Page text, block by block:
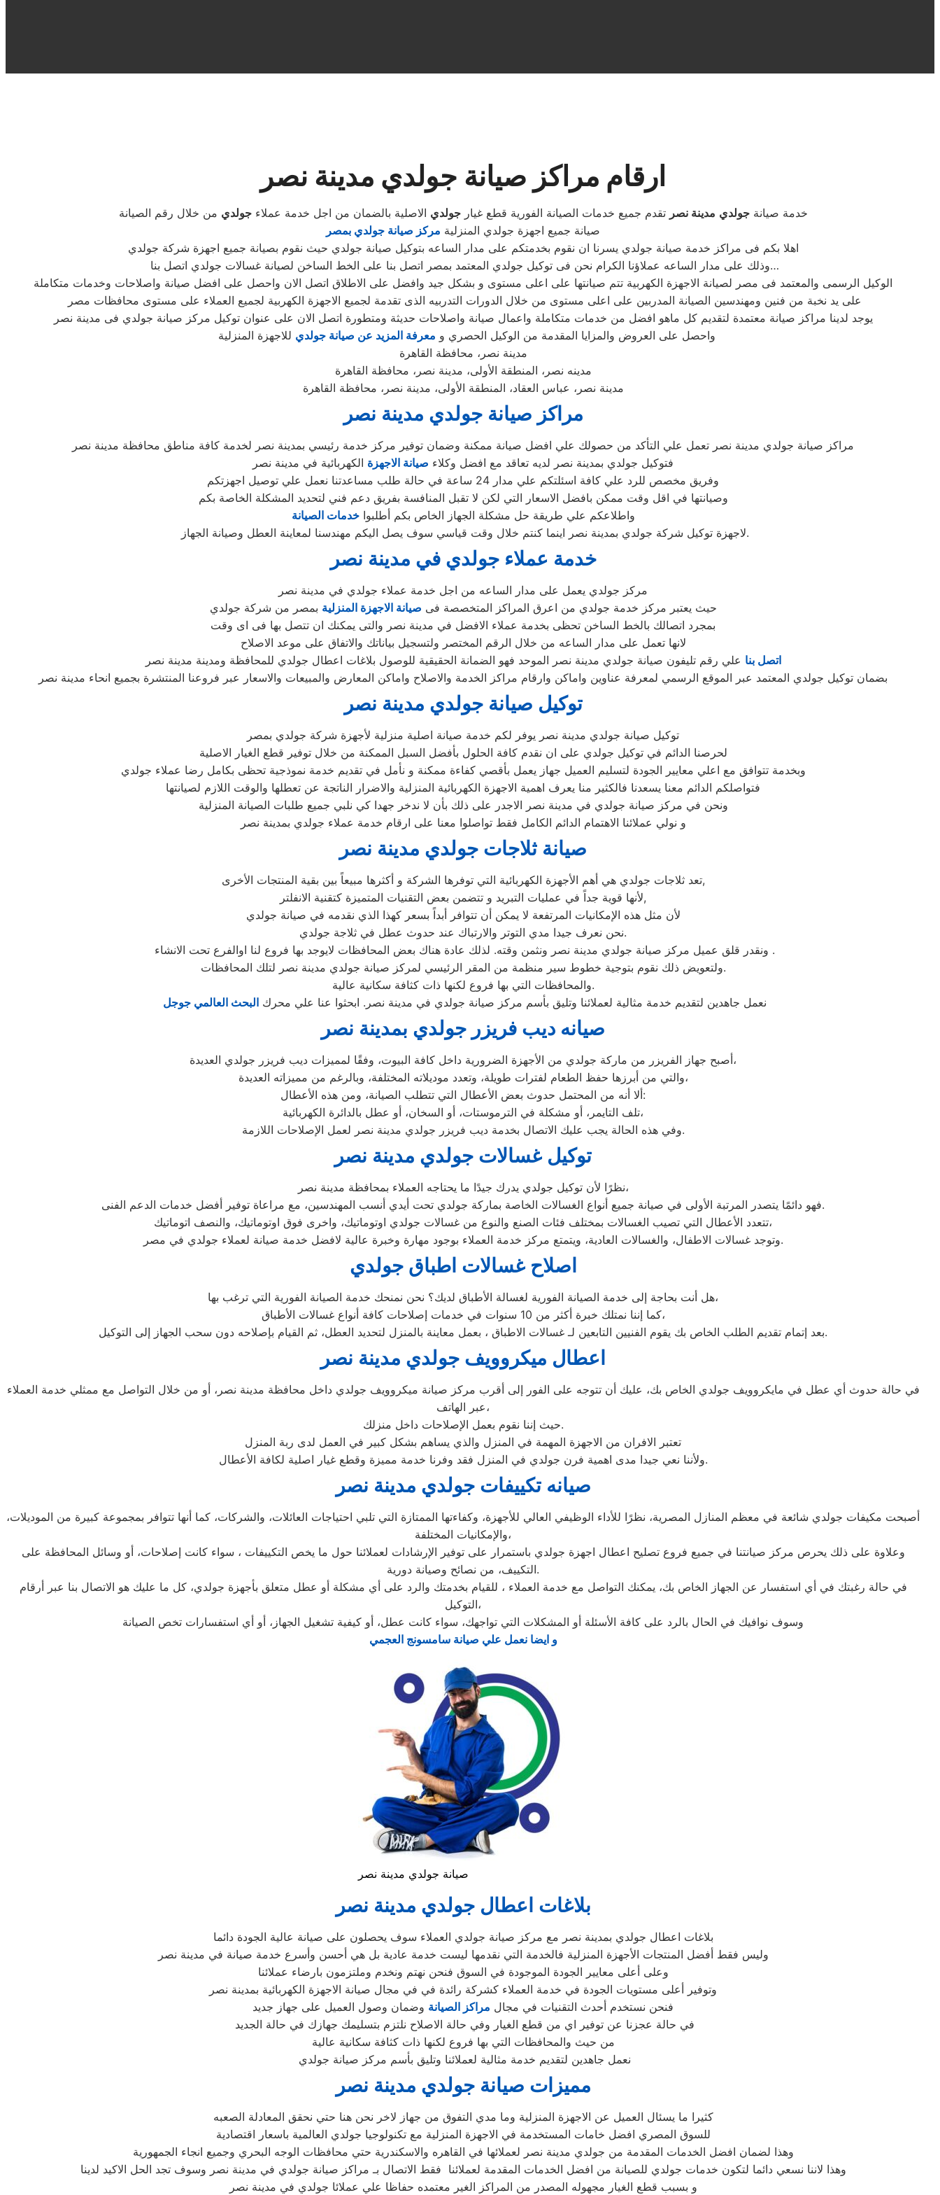
ارقام مراكز صيانة جولدي مدينة نصر
خدمة صيانةجولدي مدينة نصر تقدم جميع خدمات الصيانة الفورية قطع غيارجولدي الاصلية بالضمان من اجل خدمة عملاءجولدي من خلال رقم الصيانة
صيانة جميع اجهزة جولدي المنزلية مركز صيانة جولدي بمصر
اهلا بكم فى مراكز خدمة صيانة جولدي يسرنا ان نقوم بخدمتكم على مدار الساعه بتوكيل صيانة جولدي حيث نقوم بصيانة جميع اجهزة شركة جولدي
وذلك على مدار الساعه عملاؤنا الكرام نحن فى توكيل جولدي المعتمد بمصر اتصل بنا على الخط الساخن لصيانة غسالات جولدي اتصل بنا…
الوكيل الرسمى والمعتمد فى مصر لصيانة الاجهزة الكهربية تتم صيانتها على اعلى مستوى و بشكل جيد وافضل على الاطلاق اتصل الان واحصل على افضل صيانة واصلاحات وخدمات متكاملة
على يد نخبة من فنين ومهندسين الصيانة المدربين على اعلى مستوى من خلال الدورات التدربيه الذى تقدمة لجميع الاجهزة الكهربية لجميع العملاء على مستوى محافظات مصر
يوجد لدينا مراكز صيانة معتمدة لتقديم كل ماهو افضل من خدمات متكاملة واعمال صيانة واصلاحات حديثة ومتطورة اتصل الان على عنوان توكيل مركز صيانة جولدي فى مدينة نصر
واحصل على العروض والمزايا المقدمة من الوكيل الحصري و معرفة المزيد عن صيانة جولدي للاجهزة المنزلية
مدينة نصر، محافظة القاهرة
مدينه نصر، المنطقة الأولى، مدينة نصر، محافظة القاهرة
مدينة نصر، عباس العقاد، المنطقة الأولى، مدينة نصر، محافظة القاهرة
مراكز صيانة جولدي مدينة نصر
مراكز صيانة جولدي مدينة نصر تعمل علي التأكد من حصولك علي افضل صيانة ممكنة وضمان توفير مركز خدمة رئيسي بمدينة نصر لخدمة كافة مناطق محافظة مدينة نصر
فتوكيل جولدي بمدينة نصر لديه تعاقد مع افضل وكلاء صيانة الاجهزة الكهربائية في مدينة نصر
وفريق مخصص للرد علي كافة اسئلتكم علي مدار 24 ساعة في حالة طلب مساعدتنا نعمل علي توصيل اجهزتكم
وصيانتها في اقل وقت ممكن بافضل الاسعار التي لكن لا تقبل المنافسة بفريق دعم فني لتحديد المشكلة الخاصة بكم
واطلاعكم علي طريقة حل مشكلة الجهاز الخاص بكم أطلبواخدمات الصيانة
لاجهزة توكيل شركة جولدي بمدينة نصر اينما كنتم خلال وقت قياسي سوف يصل اليكم مهندسنا لمعاينة العطل وصيانة الجهاز.
خدمة عملاء جولدي في مدينة نصر
مركز جولدي يعمل على مدار الساعه من اجل خدمة عملاء جولدي في مدينة نصر
حيث يعتبر مركز خدمة جولدي من اعرق المراكز المتخصصة فى صيانة الاجهزة المنزلية بمصر من شركة جولدي
بمجرد اتصالك بالخط الساخن تحظى بخدمة عملاء الافضل في مدينة نصر والتى يمكنك ان تتصل بها فى اى وقت
لانها تعمل على مدار الساعه من خلال الرقم المختصر ولتسجيل بياناتك والاتفاق على موعد الاصلاح
اتصل بنا علي رقم تليفون صيانة جولدي مدينة نصر الموحد فهو الضمانة الحقيقية للوصول بلاغات اعطال جولدي للمحافظة ومدينة مدينة نصر
بضمان توكيل جولدي المعتمد عبر الموقع الرسمي لمعرفة عناوين واماكن وارقام مراكز الخدمة والاصلاح واماكن المعارض والمبيعات والاسعار عبر فروعنا المنتشرة بجميع انحاء مدينة نصر
توكيل صيانة جولدي مدينة نصر
توكيل صيانة جولدي مدينة نصر يوفر لكم خدمة صيانة اصلية منزلية لأجهزة شركة جولدي بمصر
لحرصنا الدائم في توكيل جولدي على ان نقدم كافة الحلول بأفضل السبل الممكنة من خلال توفير قطع الغيار الاصلية
وبخدمة تتوافق مع اعلي معايير الجودة لتسليم العميل جهاز يعمل بأقصي كفاءة ممكنة و نأمل في تقديم خدمة نموذجية تحظى بكامل رضا عملاء جولدي
فتواصلكم الدائم معنا يسعدنا فالكثير منا يعرف اهمية الاجهزة الكهربائية المنزلية والاضرار الناتجة عن تعطلها والوقت اللازم لصيانتها
ونحن في مركز صيانة جولدي في مدينة نصر الاجدر على ذلك بأن لا ندخر جهدا كي نلبي جميع طلبات الصيانة المنزلية
و نولي عملائنا الاهتمام الدائم الكامل فقط تواصلوا معنا على ارقام خدمة عملاء جولدي بمدينة نصر
صيانة ثلاجات جولدي مدينة نصر
تعد ثلاجات جولدي هي أهم الأجهزة الكهربائية التي توفرها الشركة و أكثرها مبيعاً بين بقية المنتجات الأخرى,
لأنها قوية جداً في عمليات التبريد و تتضمن بعض التقنيات المتميزة كتقنية الانفلتر,
لأن مثل هذه الإمكانيات المرتفعة لا يمكن أن تتوافر أبداً بسعر كهذا الذي نقدمه في صيانة جولدي
نحن نعرف جيدا مدي التوتر والارتباك عند حدوث عطل في ثلاجة جولدي.
ونقدر قلق عميل مركز صيانة جولدي مدينة نصر ونثمن وقته. لذلك عادة هناك بعض المحافظات لايوجد بها فروع لنا اوالفرع تحت الانشاء .
ولتعويض ذلك نقوم بتوجية خطوط سير منظمة من المقر الرئيسي لمركز صيانة جولدي مدينة نصر لتلك المحافظات.
والمحافظات التي بها فروع لكنها ذات كثافة سكانية عالية.
نعمل جاهدين لتقديم خدمة مثالية لعملائنا وتليق بأسم مركز صيانة جولدي في مدينة نصر. ابحثوا عنا علي محرك البحث العالمي جوجل
صيانه ديب فريزر جولدي بمدينة نصر
أصبح جهاز الفريزر من ماركة جولدي من الأجهزة الضرورية داخل كافة البيوت، وفقًا لمميزات ديب فريزر جولدي العديدة،
والتي من أبرزها حفظ الطعام لفترات طويلة، وتعدد موديلاته المختلفة، وبالرغم من مميزاته العديدة،
ألا أنه من المحتمل حدوث بعض الأعطال التي تتطلب الصيانة، ومن هذه الأعطال:
تلف التايمر، أو مشكلة في الترموستات، أو السخان، أو عطل بالدائرة الكهربائية،
وفي هذه الحالة يجب عليك الاتصال بخدمة ديب فريزر جولدي مدينة نصر لعمل الإصلاحات اللازمة.
توكيل غسالات جولدي مدينة نصر
نظرًا لأن توكيل جولدي يدرك جيدًا ما يحتاجه العملاء بمحافظة مدينة نصر،
فهو دائمًا يتصدر المرتبة الأولى في صيانة جميع أنواع الغسالات الخاصة بماركة جولدي تحت أيدي أنسب المهندسين، مع مراعاة توفير أفضل خدمات الدعم الفنى.
تتعدد الأعطال التي تصيب الغسالات بمختلف فئات الصنع والنوع من غسالات جولدي اوتوماتيك، واخرى فوق اوتوماتيك، والنصف اتوماتيك،
وتوجد غسالات الاطفال، والغسالات العادية، ويتمتع مركز خدمة العملاء بوجود مهارة وخبرة عالية لافضل خدمة صيانة لعملاء جولدي في مصر.
اصلاح غسالات اطباق جولدي
هل أنت بحاجة إلى خدمة الصيانة الفورية لغسالة الأطباق لديك؟ نحن نمنحك خدمة الصيانة الفورية التي ترغب بها،
كما إننا نمتلك خبرة أكثر من 10 سنوات في خدمات إصلاحات كافة أنواع غسالات الأطباق،
بعد إتمام تقديم الطلب الخاص بك يقوم الفنيين التابعين لـ غسالات الاطباق ، بعمل معاينة بالمنزل لتحديد العطل، ثم القيام بإصلاحه دون سحب الجهاز إلى التوكيل.
اعطال ميكروويف جولدي مدينة نصر
في حالة حدوث أي عطل في مايكروويف جولدي الخاص بك، عليك أن تتوجه على الفور إلى أقرب مركز صيانة ميكروويف جولدي داخل محافظة مدينة نصر، أو من خلال التواصل مع ممثلي خدمة العملاء
عبر الهاتف،
حيث إننا نقوم بعمل الإصلاحات داخل منزلك.
تعتبر الافران من الاجهزة المهمة في المنزل والذي يساهم بشكل كبير في العمل لدى ربة المنزل
ولأننا نعي جيدا مدى اهمية فرن جولدي في المنزل فقد وفرنا خدمة مميزة وقطع غيار اصلية لكافة الأعطال.
صيانه تكييفات جولدي مدينة نصر
أصبحت مكيفات جولدي شائعة في معظم المنازل المصرية، نظرًا للأداء الوظيفي العالي للأجهزة، وكفاءتها الممتازة التي تلبي احتياجات العائلات، والشركات، كما أنها تتوافر بمجموعة كبيرة من الموديلات،
والإمكانيات المختلفة،
وعلاوة على ذلك يحرص مركز صيانتنا في جميع فروع تصليح اعطال اجهزة جولدي باستمرار على توفير الإرشادات لعملائنا حول ما يخص التكييفات ، سواء كانت إصلاحات، أو وسائل المحافظة على
التكييف، من نصائح وصيانة دورية.
في حالة رغبتك في أي استفسار عن الجهاز الخاص بك، يمكنك التواصل مع خدمة العملاء ، للقيام بخدمتك والرد على أي مشكلة أو عطل متعلق بأجهزة جولدي، كل ما عليك هو الاتصال بنا عبر أرقام
التوكيل،
وسوف نوافيك في الحال بالرد على كافة الأسئلة أو المشكلات التي تواجهك، سواء كانت عطل، أو كيفية تشغيل الجهاز، أو أي استفسارات تخص الصيانة
و ايضا نعمل علي صيانة سامسونج العجمي
صيانة جولدي مدينة نصر
بلاغات اعطال جولدي مدينة نصر
بلاغات اعطال جولدي بمدينة نصر مع مركز صيانة جولدي العملاء سوف يحصلون على صيانة عالية الجودة دائما
وليس فقط أفضل المنتجات الأجهزة المنزلية فالخدمة التي نقدمها ليست خدمة عادية بل هي أحسن وأسرع خدمة صيانة في مدينة نصر
وعلى أعلى معايير الجودة الموجودة في السوق فنحن نهتم ونخدم وملتزمون بارضاء عملائنا
وتوفير أعلى مستويات الجودة في خدمة العملاء كشركة رائدة في في مجال صيانة الاجهزة الكهربائية بمدينة نصر
فنحن نستخدم أحدث التقنيات في مجال مراكز الصيانة وضمان وصول العميل على جهاز جديد
في حالة عجزنا عن توفير اي من قطع الغيار وفي حالة الاصلاح نلتزم بتسليمك جهازك في حالة الجديد
من حيث والمحافظات التي بها فروع لكنها ذات كثافة سكانية عالية
نعمل جاهدين لتقديم خدمة مثالية لعملائنا وتليق بأسم مركز صيانة جولدي
مميزات صيانة جولدي مدينة نصر
كثيرا ما يسئال العميل عن الاجهزة المنزلية وما مدي التفوق من جهاز لاخر نحن هنا حتي نحقق المعادلة الصعبه
للسوق المصري افضل خامات المستخدمة في الاجهزة المنزلية مع تكنولوجيا جولدي العالمية باسعار اقتصادية
وهذا لضمان افضل الخدمات المقدمة من جولدي مدينة نصر لعملائها في القاهره والاسكندرية حتي محافظات الوجه البحري وجميع انجاء الجمهورية
وهذا لاننا نسعي دائما لتكون خدمات جولدي للصيانة من افضل الخدمات المقدمة لعملائنا فقط الاتصال بـ مراكز صيانة جولدي في مدينة نصر وسوف تجد الحل الاكيد لدينا
و بسبب قطع الغيار مجهوله المصدر من المراكز الغير معتمده حفاظا علي عملائا جولدي في مدينة نصر